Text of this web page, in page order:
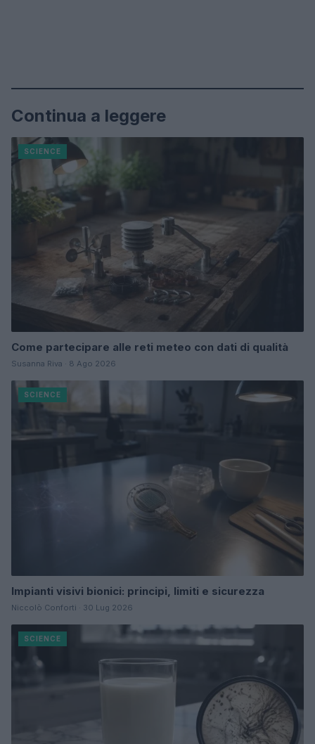
Continua a leggere
SCIENCE
Come partecipare alle reti meteo con dati di qualità
Susanna Riva · 8 Ago 2026
SCIENCE
Impianti visivi bionici: principi, limiti e sicurezza
Niccolò Conforti · 30 Lug 2026
SCIENCE